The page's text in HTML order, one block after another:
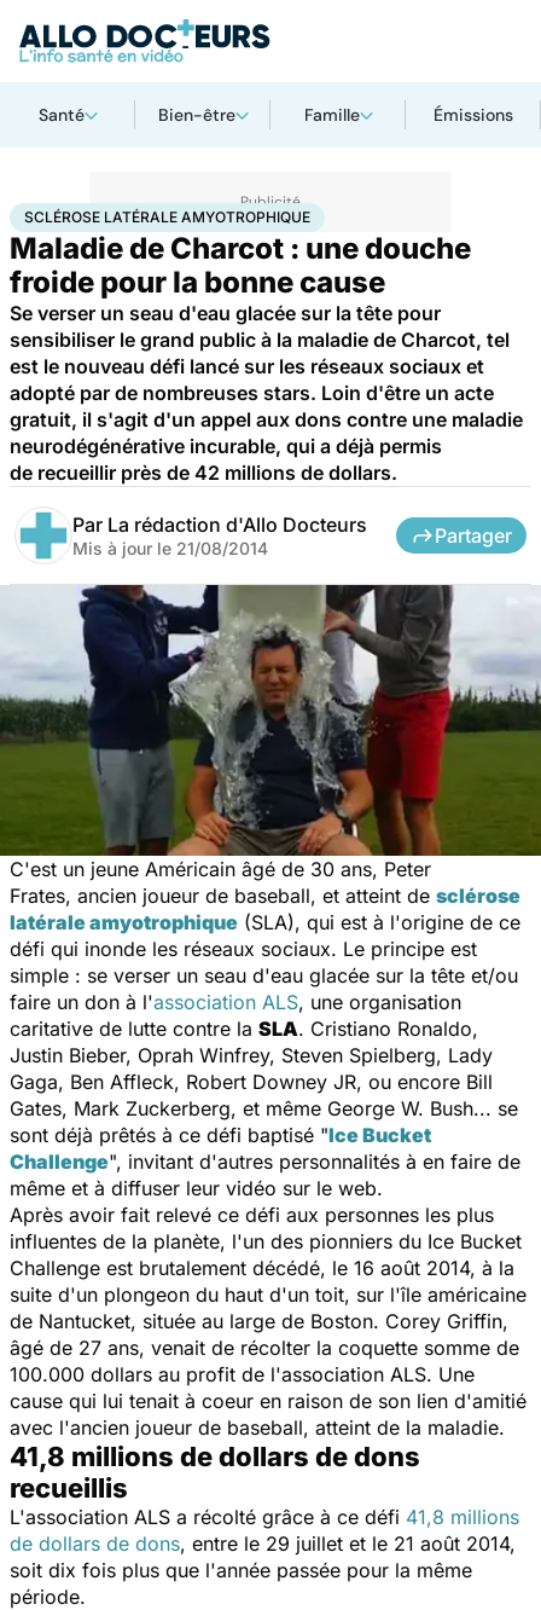
Santé Bien-être Famille Émissions
AccueilSanté Sclérose latérale amyotrophique
SCLÉROSE LATÉRALE AMYOTROPHIQUE
Maladie de Charcot : une douche
froide pour la bonne cause
Se verser un seau d'eau glacée sur la tête pour
sensibiliser le grand public à la maladie de Charcot, tel
est le nouveau défi lancé sur les réseaux sociaux et
adopté par de nombreuses stars. Loin d'être un acte
gratuit, il s'agit d'un appel aux dons contre une maladie
neurodégénérative incurable, qui a déjà permis
de recueillir près de 42 millions de dollars.
Par La rédaction d'Allo Docteurs
Mis à jour le 21/08/2014
Partager
C'est un jeune Américain âgé de 30 ans, Peter
Frates, ancien joueur de baseball, et atteint de sclérose
latérale amyotrophique (SLA), qui est à l'origine de ce
défi qui inonde les réseaux sociaux. Le principe est
simple : se verser un seau d'eau glacée sur la tête et/ou
faire un don à l'association ALS, une organisation
caritative de lutte contre la SLA. Cristiano Ronaldo,
Justin Bieber, Oprah Winfrey, Steven Spielberg, Lady
Gaga, Ben Affleck, Robert Downey JR, ou encore Bill
Gates, Mark Zuckerberg, et même George W. Bush... se
sont déjà prêtés à ce défi baptisé "Ice Bucket
Challenge", invitant d'autres personnalités à en faire de
même et à diffuser leur vidéo sur le web.
Après avoir fait relevé ce défi aux personnes les plus
influentes de la planète, l'un des pionniers du Ice Bucket
Challenge est brutalement décédé, le 16 août 2014, à la
suite d'un plongeon du haut d'un toit, sur l'île américaine
de Nantucket, située au large de Boston. Corey Griffin,
âgé de 27 ans, venait de récolter la coquette somme de
100.000 dollars au profit de l'association ALS. Une
cause qui lui tenait à coeur en raison de son lien d'amitié
avec l'ancien joueur de baseball, atteint de la maladie.
41,8 millions de dollars de dons
recueillis
L'association ALS a récolté grâce à ce défi 41,8 millions
de dollars de dons, entre le 29 juillet et le 21 août 2014,
soit dix fois plus que l'année passée pour la même
période.